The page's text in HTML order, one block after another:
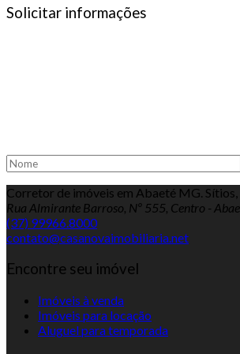
Solicitar informações
Corretor de imóveis em Abaeté MG. Sítios,
Rua Almirante Barroso, Nº 555, Centro -
(37) 99966.8000
contato@casanovaimobiliaria.net
Encontre seu imóvel
Imóveis à venda
Imóveis para locação
Aluguel para temporada